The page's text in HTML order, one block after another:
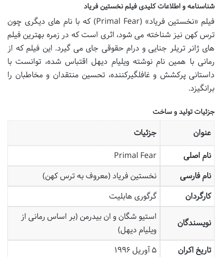
شناسنامه و اطلاعات کلیدی فیلم نخستین فریاد
فیلم «نخستین فریاد» (Primal Fear) که با نام های دیگری چون
ترس کهن نیز شناخته می شود، اثری است که در زمره بهترین فیلم
های ژانر تریلر جنایی و درام حقوقی جای می گیرد. این فیلم که از
رمانی با همین نام نوشته ویلیام دیهل اقتباس شده، توانست با
داستانی پرکشش و غافلگیرکننده، تحسین منتقدان و مخاطبان را
برانگیزد.
جزئیات تولید و ساخت
عنوان
جزئیات
نام اصلی
Primal Fear
نام فارسی
نخستین فریاد (معروف به ترس کهن)
کارگردان
گرگوری هابلیت
نویسندگان
استیو شگان و ان بیدرمن (بر اساس رمانی از
ویلیام دیهل)
تاریخ اکران
۵ آوریل ۱۹۹۶